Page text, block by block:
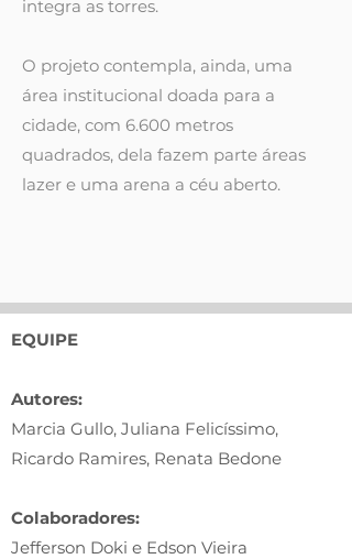
integra as torres.
O projeto contempla, ainda, uma
área institucional doada para a
cidade, com 6.600 metros
quadrados, dela fazem parte áreas
lazer e uma arena a céu aberto.
EQUIPE
Autores:
Marcia Gullo, Juliana Felicíssimo,
Ricardo Ramires, Renata Bedone
Colaboradores:
Jefferson Doki e Edson Vieira